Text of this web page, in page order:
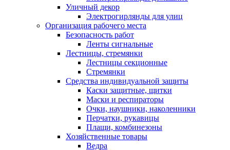
Уличный декор
Электрогирлянды для улиц
Организация рабочего места
Безопасность работ
Ленты сигнальные
Лестницы, стремянки
Лестницы секционные
Стремянки
Средства индивидуальной защиты
Каски защитные, щитки
Маски и респираторы
Очки, наушники, наколенники
Перчатки, рукавицы
Плащи, комбинезоны
Хозяйственные товары
Ведра